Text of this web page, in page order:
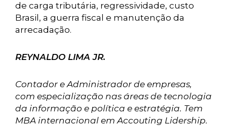
de carga tributária, regressividade, custo
Brasil, a guerra fiscal e manutenção da
arrecadação.
REYNALDO LIMA JR.
Contador e Administrador de empresas,
com especialização nas áreas de tecnologia
da informação e política e estratégia. Tem
MBA internacional em Accouting Lidership.